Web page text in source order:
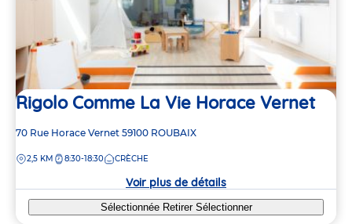
Rigolo Comme La Vie Horace Vernet
Adresse
la
70 Rue Horace Vernet 59100 ROUBAIX
DISTANCE
2,5 KM 8:30-18:30 CRÈCHE
Voir plus de détails
Sélectionnée Retirer Sélectionner